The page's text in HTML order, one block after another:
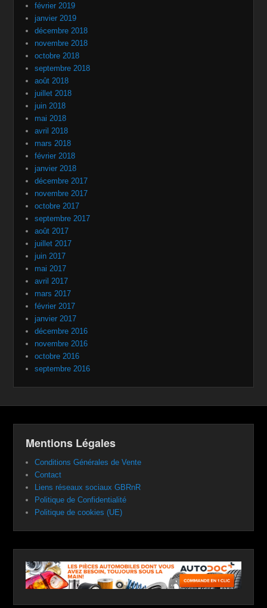
février 2019
janvier 2019
décembre 2018
novembre 2018
octobre 2018
septembre 2018
août 2018
juillet 2018
juin 2018
mai 2018
avril 2018
mars 2018
février 2018
janvier 2018
décembre 2017
novembre 2017
octobre 2017
septembre 2017
août 2017
juillet 2017
juin 2017
mai 2017
avril 2017
mars 2017
février 2017
janvier 2017
décembre 2016
novembre 2016
octobre 2016
septembre 2016
Mentions Légales
Conditions Générales de Vente
Contact
Liens réseaux sociaux GBRnR
Politique de Confidentialité
Politique de cookies (UE)